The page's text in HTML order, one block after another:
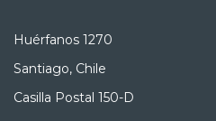
Huérfanos 1270
Santiago, Chile
Casilla Postal 150-D